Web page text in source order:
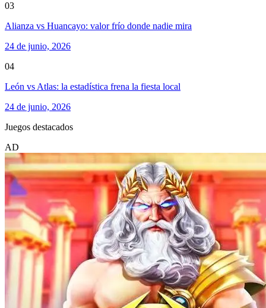
03
Alianza vs Huancayo: valor frío donde nadie mira
24 de junio, 2026
04
León vs Atlas: la estadística frena la fiesta local
24 de junio, 2026
Juegos destacados
AD